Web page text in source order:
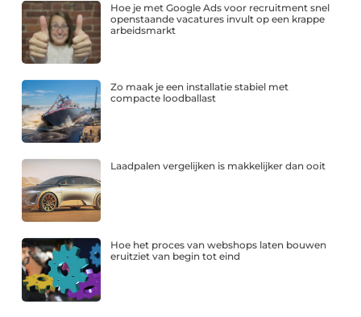
Hoe je met Google Ads voor recruitment snel
openstaande vacatures invult op een krappe
arbeidsmarkt
Zo maak je een installatie stabiel met
compacte loodballast
Laadpalen vergelijken is makkelijker dan ooit
Hoe het proces van webshops laten bouwen
eruitziet van begin tot eind